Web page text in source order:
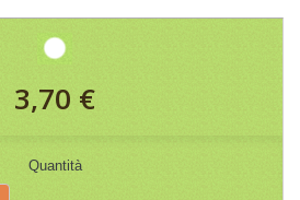
3,70 €
Quantità